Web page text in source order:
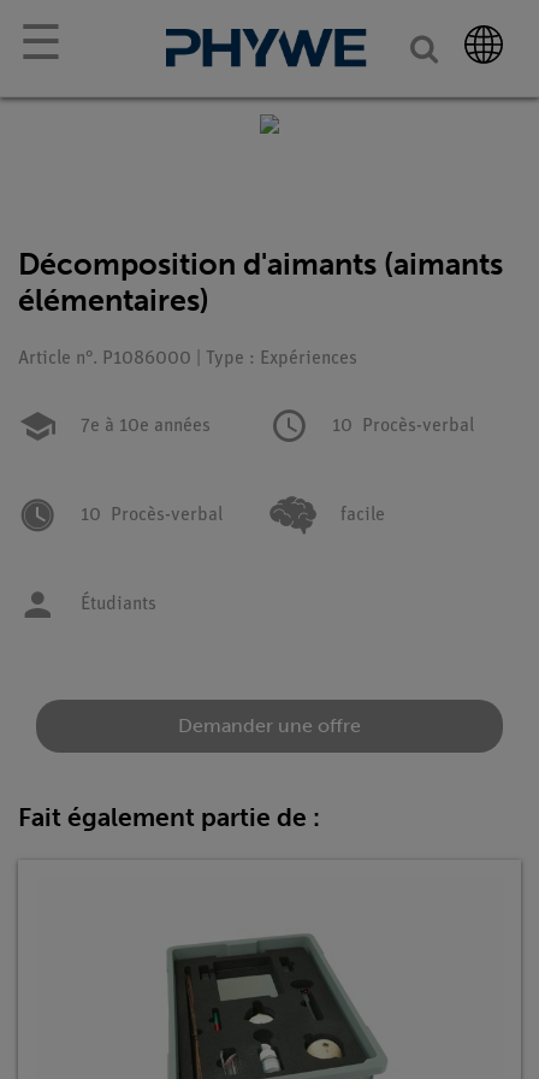
☰
Décomposition d'aimants (aimants
élémentaires)
Article n°. P1086000 | Type : Expériences
7e à 10e années 10 Procès-verbal
10 Procès-verbal facile
Étudiants
Demander une offre
Fait également partie de :